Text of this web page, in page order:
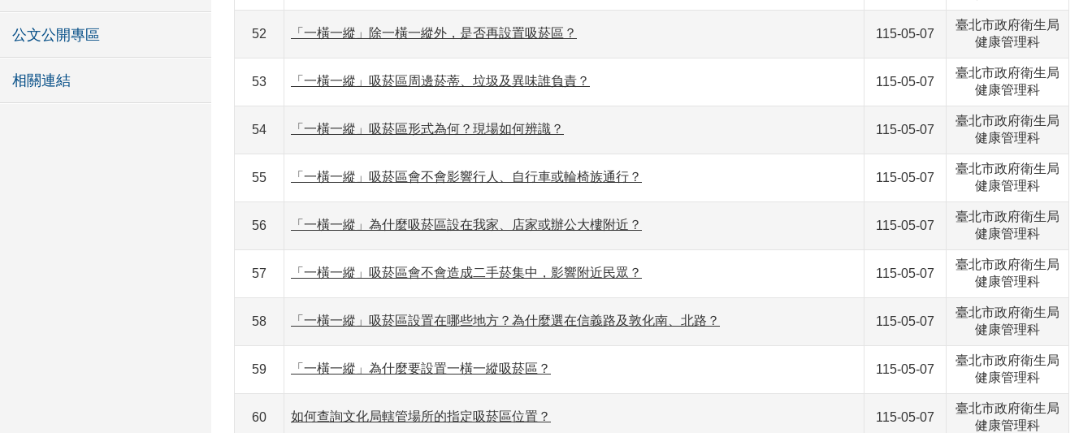
公文公開專區
相關連結
52 「一橫一縱」除一橫一縱外，是否再設置吸菸區？ 115-05-07
臺北市政府衛生局
健康管理科
53 「一橫一縱」吸菸區周邊菸蒂、垃圾及異味誰負責？ 115-05-07
臺北市政府衛生局
健康管理科
54 「一橫一縱」吸菸區形式為何？現場如何辨識？ 115-05-07
臺北市政府衛生局
健康管理科
55 「一橫一縱」吸菸區會不會影響行人、自行車或輪椅族通行？ 115-05-07
臺北市政府衛生局
健康管理科
56 「一橫一縱」為什麼吸菸區設在我家、店家或辦公大樓附近？ 115-05-07
臺北市政府衛生局
健康管理科
57 「一橫一縱」吸菸區會不會造成二手菸集中，影響附近民眾？ 115-05-07
臺北市政府衛生局
健康管理科
58 「一橫一縱」吸菸區設置在哪些地方？為什麼選在信義路及敦化南、北路？ 115-05-07
臺北市政府衛生局
健康管理科
59 「一橫一縱」為什麼要設置一橫一縱吸菸區？ 115-05-07
臺北市政府衛生局
健康管理科
60 如何查詢文化局轄管場所的指定吸菸區位置？ 115-05-07
臺北市政府衛生局
健康管理科